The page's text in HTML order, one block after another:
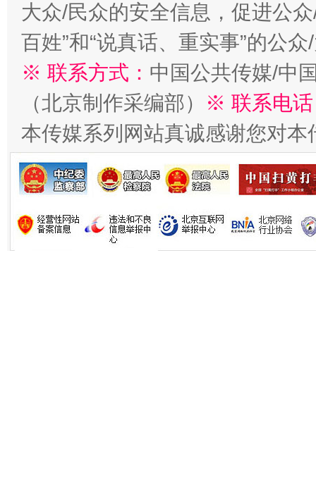
习近平的博鳌关键词
魏明
生
大众/民众的安全信息，促进公
百姓”和“说真话、重实事”的公
※ 联系方式： 中国公共传媒/中
（北京制作采编部）
※ 联系电
本传媒系列网站真诚感谢您对